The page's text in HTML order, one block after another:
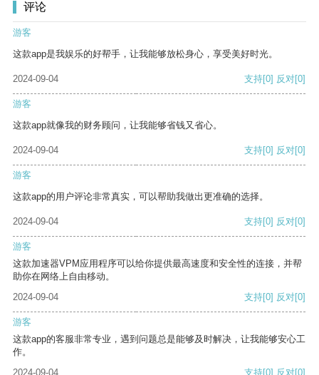
评论
游客
这款app是我娱乐的好帮手，让我能够放松身心，享受美好时光。
2024-09-04 支持[0] 反对[0]
游客
这款app就像我的财务顾问，让我能够省钱又省心。
2024-09-04 支持[0] 反对[0]
游客
这款app的用户评论非常真实，可以帮助我做出更准确的选择。
2024-09-04 支持[0] 反对[0]
游客
这款加速器VPM应用程序可以给你提供最高速度和安全性的连接，并帮
助你在网络上自由移动。
2024-09-04
支持[0] 反对[0]
游客
这款app的客服非常专业，遇到问题总是能够及时解决，让我能够安心工
作。
2024-09-04
支持[0] 反对[0]